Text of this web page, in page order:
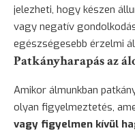
jelezheti, hogy készen
vagy negatív
egészségesebb érzelmi
Patkányharapás az
Amikor álmunkban
olyan figyelmeztetés,
vagy figyelmen kívül